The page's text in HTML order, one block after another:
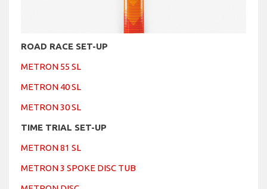
ROAD RACE SET-UP
METRON 55 SL
METRON 40 SL
METRON 30 SL
TIME TRIAL SET-UP
METRON 81 SL
METRON 3 SPOKE DISC TUB